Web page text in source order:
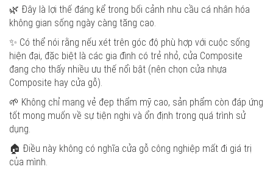
🌿 Đây là lợi thế đáng kể trong bối cảnh nhu cầu cá nhân hóa
không gian sống ngày càng tăng cao.
✨ Có thể nói rằng nếu xét trên góc độ phù hợp với cuộc sống
hiện đại, đặc biệt là các gia đình có trẻ nhỏ, cửa Composite
đang cho thấy nhiều ưu thế nổi bật (nên chọn cửa nhựa
Composite hay cửa gỗ).
🌱 Không chỉ mang vẻ đẹp thẩm mỹ cao, sản phẩm còn đáp ứng
tốt mong muốn về sự tiện nghi và ổn định trong quá trình sử
dụng.
🏠 Điều này không có nghĩa cửa gỗ công nghiệp mất đi giá trị
của mình.